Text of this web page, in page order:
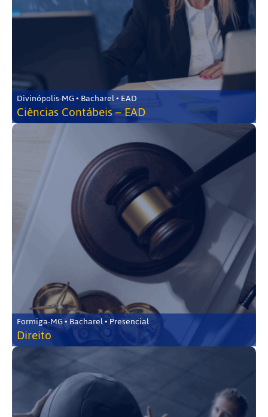
Divinópolis-MG • Bacharel • EAD
Ciências Contábeis – EAD
Formiga-MG • Bacharel • Presencial
Direito